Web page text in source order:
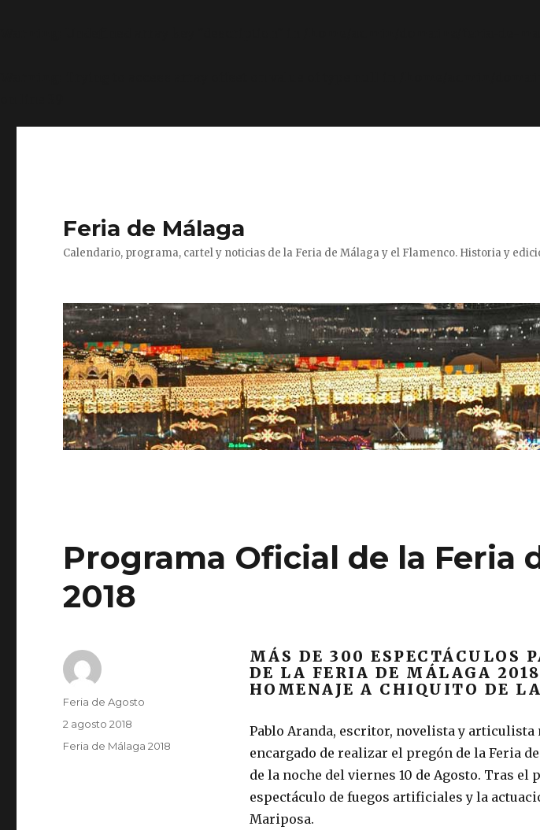
Feria de Málaga
Calendario, programa, cartel y noticias de la Feria de Málaga y el Flamenco. Historia y
Programa Oficial de la Feria
2018
MÁS DE 300 ESPECTÁCULOS
DE LA FERIA DE MÁLAGA
HOMENAJE A CHIQUITO DE
Pablo Aranda, escritor, novelista y articulista
encargado de realizar el pregón de la Feria de
de la noche del viernes 10 de Agosto. Tras el
espectáculo de fuegos artificiales y la
Mariposa.
Autor
Feria de Agosto
Publicado
el
2 agosto 2018
Categorías
Feria de Málaga 2018